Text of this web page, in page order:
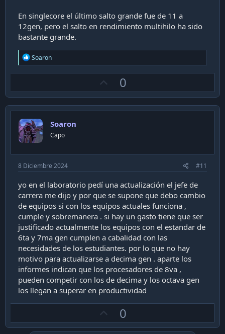
En singlecore el último salto grande fue de 11 a
12gen, pero el salto en rendimiento multihilo ha sido
bastante grande.
R
e
a
i
o
n
s
:
Soaron
p
v
0
Soaron
Capo
8 Diciembre 2024 #11
yo en el laboratorio pedí una actualización el jefe de
carrera me dijo y por que se supone que debo cambio
de equipos si con los equipos actuales funciona ,
cumple y sobremanera . si hay un gasto tiene que ser
justificado actualmente los equipos con el estandar de
6ta y 7ma gen cumplen a cabalidad con las
necesidades de los estudiantes. por lo que no hay
motivo para actualizarse a decima gen . aparte los
informes indican que los procesadores de 8va ,
pueden competir con los de decima y los octava gen
los llegan a superar en productividad